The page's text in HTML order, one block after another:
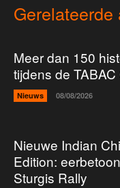
Meer dan 150
tijdens de
Nieuws 08/08/2026
Nieuwe Indian
Edition:
Sturgis Rally